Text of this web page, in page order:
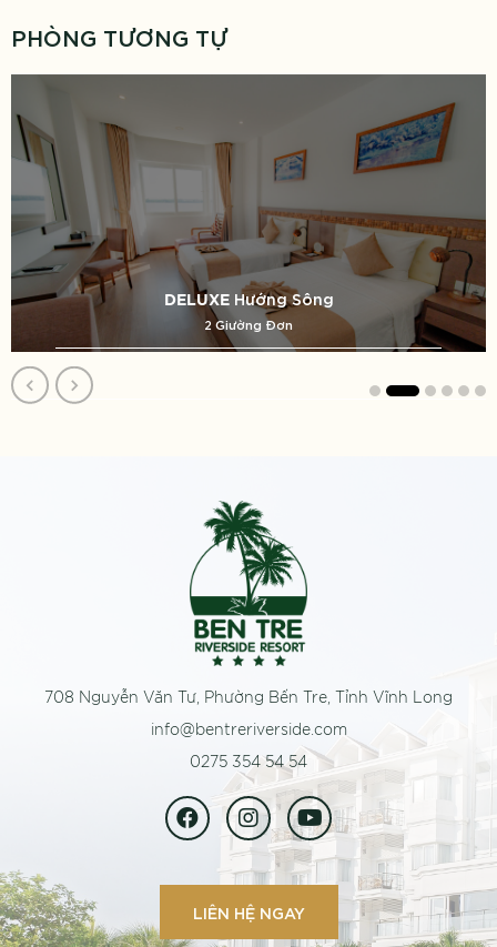
PHÒNG TƯƠNG TỰ
DELUXEHướng Sông
2 Giường Đơn
708 Nguyễn Văn Tư, Phường Bến Tre, Tỉnh Vĩnh Long
info@bentreriverside.com
0275 354 54 54
LIÊN HỆ NGAY